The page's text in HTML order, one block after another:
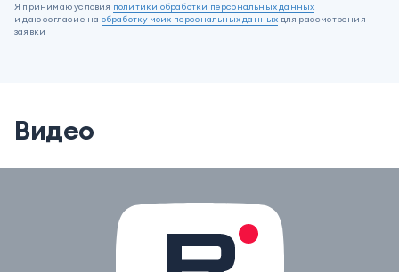
Я принимаю условия политики обработки персональных данных
и даю согласие на обработку моих персональных данных для рассмотрения
заявки
Видео